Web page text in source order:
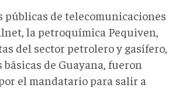
públicas de telecomunicaciones
la petroquímica Pequiven,
del sector petrolero y gasífero,
básicas de Guayana, fueron
el mandatario para salir a